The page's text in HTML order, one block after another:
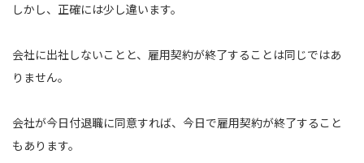
しかし、正確には少し違います。
会社に出社しないことと、雇用契約が終了することは同じではあ
りません。
会社が今日付退職に同意すれば、今日で雇用契約が終了すること
もあります。